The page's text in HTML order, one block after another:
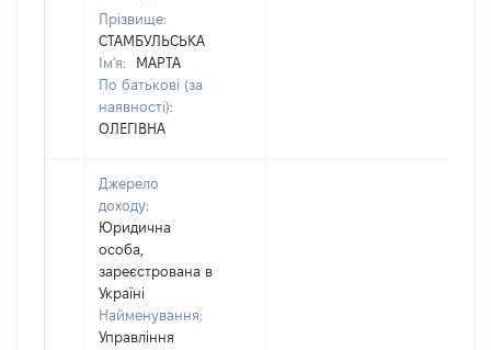
Прізвище:
СТАМБУЛЬСЬКА
Ім'я:
МАРТА
По батькові (за
наявності):
ОЛЕГІВНА
Джерело
доходу:
Юридична
особа,
зареєстрована в
Україні
Найменування:
Управління